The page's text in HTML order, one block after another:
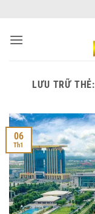
nội
LƯU TRỮ THẺ:
06
Th1